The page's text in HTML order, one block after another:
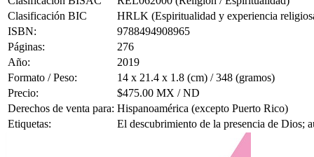
Clasificación BIC
HRLK (Espiritualidad y experiencia
ISBN:
9788494908965
Páginas:
276
Año:
2019
Formato / Peso:
14 x 21.4 x 1.8 (cm) / 348 (gramos)
Precio:
$475.00 MX / ND
Derechos de venta para: Hispanoamérica (excepto Puerto Rico)
Etiquetas:
El descubrimiento de la presencia de